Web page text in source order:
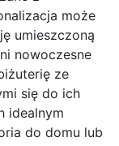
może
umieszczoną
nowoczesne
ze
się do ich
idealnym
do domu lub